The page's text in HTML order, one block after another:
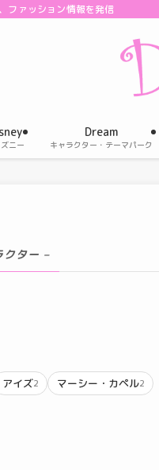
ファッション情報を発信
ニー
Dream
キャラクター・テーマパーク
クター –
アイズ2 マーシー・カペル2